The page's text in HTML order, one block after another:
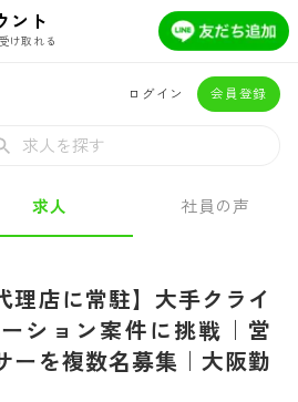
ント
け取れる
ログイン 会員登録
求人を探す
求人 社員の声
理店に常駐】大手クライ
ション案件に挑戦｜営
ーを複数名募集｜大阪勤